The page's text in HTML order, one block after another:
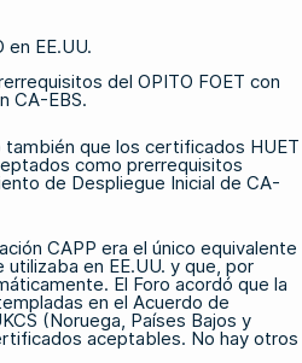
EE.UU.
del OPITO FOET con
CA-EBS.
también que los certificados HUET
como prerrequisitos
de Despliegue Inicial de CA-
CAPP era el único equivalente
en EE.UU. y que, por
El Foro acordó que la
en el Acuerdo de
(Noruega, Países Bajos y
aceptables. No hay otros